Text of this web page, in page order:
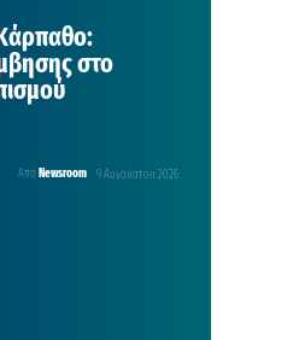
στο
Από Newsroom 9 Αυγούστου 2026